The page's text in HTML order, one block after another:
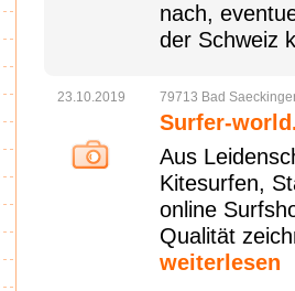
nach,
der Schweiz
23.10.2019 79713 Bad
Surfer-
Aus
Kitesurfen,
online
Qualität
weiterlesen